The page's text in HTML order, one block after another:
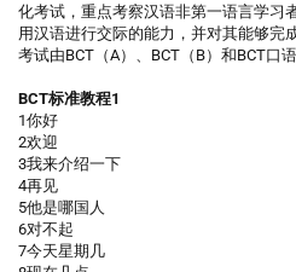
化考试，重点考察汉语非第一语言学习
用汉语进行交际的能力，并对其能够完
考试由BCT（A）、BCT（B）和BCT口
BCT标准教程1
1你好
2欢迎
3我来介绍一下
4再见
5他是哪国人
6对不起
7今天星期几